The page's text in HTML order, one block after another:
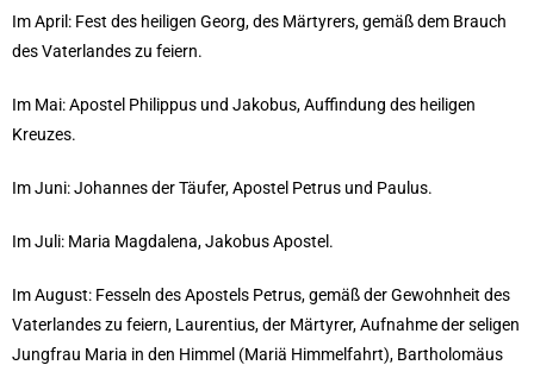
Im April: Fest des heiligen Georg, des Märtyrers, gemäß dem Brauch
des Vaterlandes zu feiern.
Im Mai: Apostel Philippus und Jakobus, Auffindung des heiligen
Kreuzes.
Im Juni: Johannes der Täufer, Apostel Petrus und Paulus.
Im Juli: Maria Magdalena, Jakobus Apostel.
Im August: Fesseln des Apostels Petrus, gemäß der Gewohnheit des
Vaterlandes zu feiern, Laurentius, der Märtyrer, Aufnahme der seligen
Jungfrau Maria in den Himmel (Mariä Himmelfahrt), Bartholomäus